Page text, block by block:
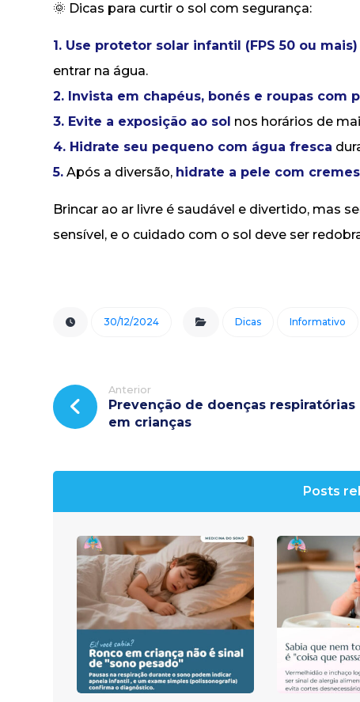
🌞 Dicas para curtir o sol com segurança:
1. Use protetor solar infantil (FPS 50 ou mais)
entrar na água.
2. Invista em chapéus, bonés e roupas com
3. Evite a exposição ao sol nos horários de
4. Hidrate seu pequeno com água fresca
5. Após a diversão, hidrate a pele com
Brincar ao ar livre é saudável e divertido, mas
sensível, e o cuidado com o sol deve ser
30/12/2024 Dicas Informativo
Anterior
Prevenção de doenças respiratórias
em crianças
Posts